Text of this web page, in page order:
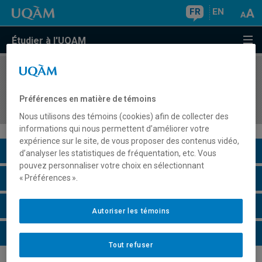
FR EN
Étudier à l'UQAM
COURS//
technologique
Description du cours
Horaire - Été 2026
Horaire - Automne 2026
Horaire - Hiver 2027
Préférences en matière de témoins
Nous utilisons des témoins (cookies) afin de collecter des
informations qui nous permettent d’améliorer votre
expérience sur le site, de vous proposer des contenus vidéo,
d’analyser les statistiques de fréquentation, etc. Vous
pouvez personnaliser votre choix en sélectionnant
« Préférences ».
Tout refuser
Autoriser les témoins